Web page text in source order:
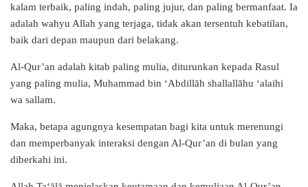
kalam terbaik, paling indah, paling jujur, dan paling bermanfaat. Ia
adalah wahyu Allah yang terjaga, tidak akan tersentuh kebatilan,
baik dari depan maupun dari belakang.
Al-Qur’an adalah kitab paling mulia, diturunkan kepada Rasul
yang paling mulia, Muhammad bin ‘Abdillāh shallallāhu ‘alaihi
wa sallam.
Maka, betapa agungnya kesempatan bagi kita untuk merenungi
dan memperbanyak interaksi dengan Al-Qur’an di bulan yang
diberkahi ini.